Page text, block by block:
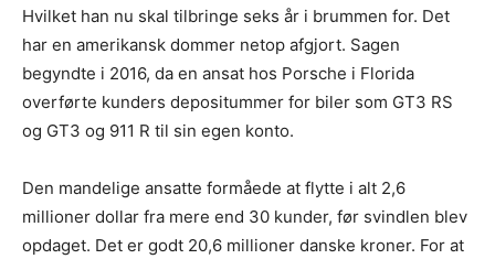
Hvilket han nu skal tilbringe seks år i brummen for. Det
har en amerikansk dommer netop afgjort. Sagen
begyndte i 2016, da en ansat hos Porsche i Florida
overførte kunders depositummer for biler som GT3 RS
og GT3 og 911 R til sin egen konto.
Den mandelige ansatte formåede at flytte i alt 2,6
millioner dollar fra mere end 30 kunder, før svindlen blev
opdaget. Det er godt 20,6 millioner danske kroner. For at